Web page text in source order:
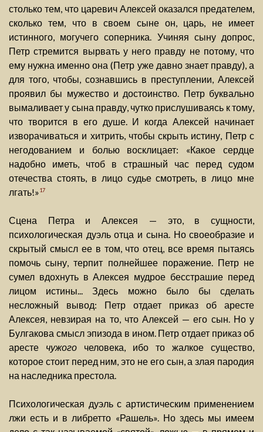
столько тем, что царевич Алексей оказался предателем,
сколько тем, что в своем сыне он, царь, не имеет
истинного, могучего соперника. Учиняя сыну допрос,
Петр стремится вырвать у него правду не потому, что
ему нужна именно она (Петр уже давно знает правду), а
для того, чтобы, сознавшись в преступлении, Алексей
проявил бы мужество и достоинство. Петр буквально
вымаливает у сына правду, чутко прислушиваясь к тому,
что творится в его душе. И когда Алексей начинает
изворачиваться и хитрить, чтобы скрыть истину, Петр с
негодованием и болью восклицает: «Какое сердце
надобно иметь, чтоб в страшный час перед судом
отечества стоять, в лицо судье смотреть, в лицо мне
лгать!»17
Сцена Петра и Алексея — это, в сущности,
психологическая дуэль отца и сына. Но своеобразие и
скрытый смысл ее в том, что отец, все время пытаясь
помочь сыну, терпит полнейшее поражение. Петр не
сумел вдохнуть в Алексея мудрое бесстрашие перед
лицом истины... Здесь можно было бы сделать
несложный вывод: Петр отдает приказ об аресте
Алексея, невзирая на то, что Алексей — его сын. Но у
Булгакова смысл эпизода в ином. Петр отдает приказ об
аресте чужого человека, ибо то жалкое существо,
которое стоит перед ним, это не его сын, а злая пародия
на наследника престола.
Психологическая дуэль с артистическим применением
лжи есть и в либретто «Рашель». Но здесь мы имеем